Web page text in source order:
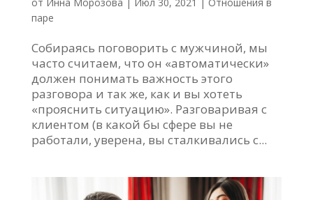
паре
Собираясь поговорить с мужчиной, мы
часто считаем, что он «автоматически»
должен понимать важность этого
разговора и так же, как и вы хотеть
«прояснить ситуацию». Разговаривая с
клиентом (в какой бы сфере вы не
работали, уверена, вы сталкивались с...